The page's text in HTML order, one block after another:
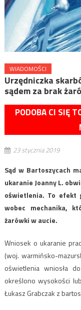
WIADOMOŚCI
Urzędniczka
sądem za brak
PODOBA CI SIĘ
23 stycznia 2019
Sąd w Bartoszycach
ukaranie Joanny L.
oświetlenia. To efekt
wobec mechanika,
żarówki w aucie.
Wniosek o ukaranie
(woj. warmińsko-
oświetlenia wniosła
określono wysokości
Łukasz Grabczak z